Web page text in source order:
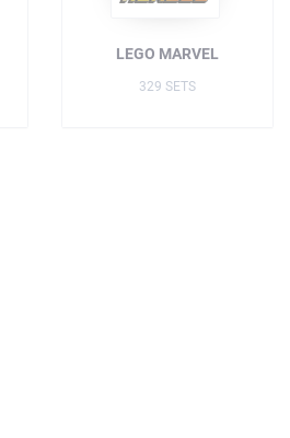
LEGO MARVEL
329 SETS